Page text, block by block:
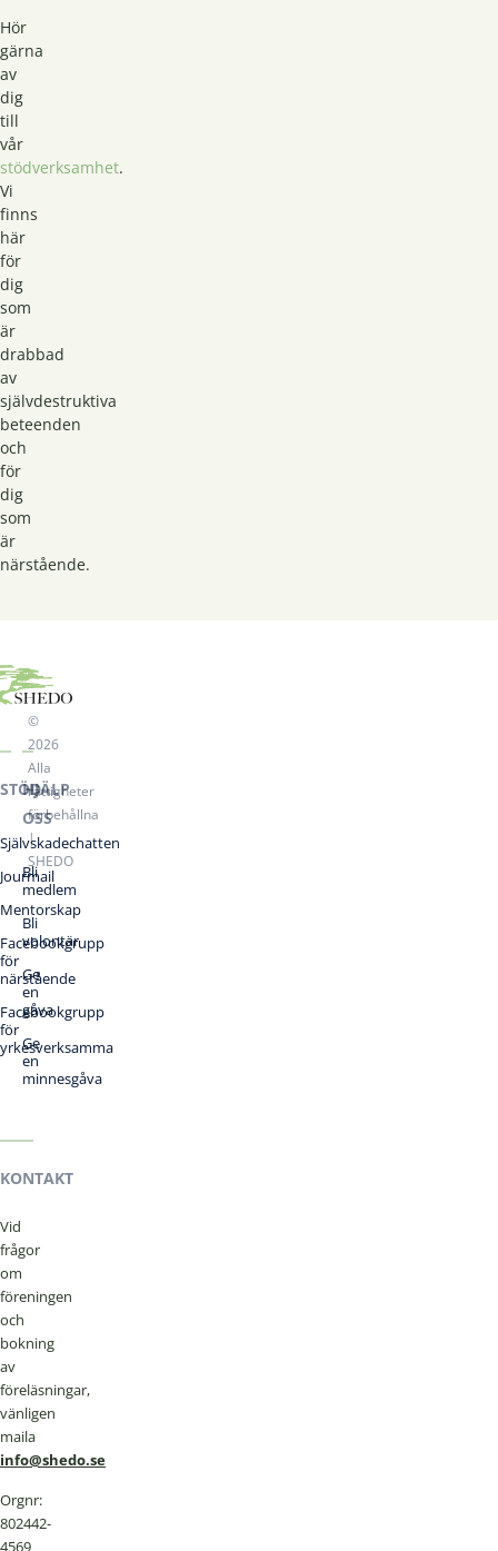
Hör
gärna
av
dig
till
vår
stödverksamhet.
Vi
finns
här
för
dig
som
är
drabbad
av
självdestruktiva
beteenden
och
för
dig
som
är
närstående.
STÖD
Självskadechatten
Jourmail
Mentorskap
Facebookgrupp
för
närstående
Facebookgrupp
för
yrkesverksamma
HJÄLP
OSS
Bli
medlem
Bli
volontär
Ge
en
gåva
Ge
en
minnesgåva
KONTAKT
Vid
frågor
om
föreningen
och
bokning
av
föreläsningar,
vänligen
maila
info@shedo.se
Orgnr:
802442-
©
2026
Alla
rättigheter
förbehållna
|
SHEDO